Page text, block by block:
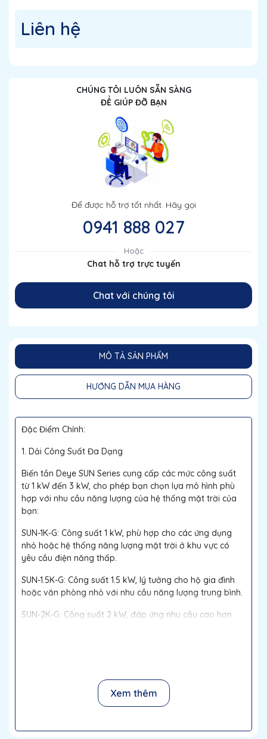
Liên hệ
CHÚNG TÔI LUÔN SẴN SÀNG
ĐỂ GIÚP ĐỠ BẠN
Để được hỗ trợ tốt nhất. Hãy gọi
0941 888 027
Hoặc
Chat hỗ trợ trực tuyến
Chat với chúng tôi
MÔ TẢ SẢN PHẨM
HƯỚNG DẪN MUA HÀNG
Đặc Điểm Chính:
1. Dải Công Suất Đa Dạng
Biến tần Deye SUN Series cung cấp các mức công suất
từ 1 kW đến 3 kW, cho phép bạn chọn lựa mô hình phù
hợp với nhu cầu năng lượng của hệ thống mặt trời của
bạn:
SUN-1K-G: Công suất 1 kW, phù hợp cho các ứng dụng
nhỏ hoặc hệ thống năng lượng mặt trời ở khu vực có
yêu cầu điện năng thấp.
SUN-1.5K-G: Công suất 1.5 kW, lý tưởng cho hộ gia đình
hoặc văn phòng nhỏ với nhu cầu năng lượng trung bình.
SUN-2K-G: Công suất 2 kW, đáp ứng nhu cầu cao hơn
SUN-3K-G: Công suất 3 kW, cung cấp năng lượng mạnh
mẽ cho các hệ thống mặt trời lớn hơn hoặc các ứng
dụng có nhu cầu cao.
2. Công Nghệ Một Pha
Xem thêm